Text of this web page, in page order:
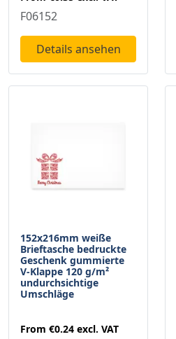
F06152
Details ansehen
152x216mm weiße
Brieftasche bedruckte
Geschenk gummierte
V-Klappe 120 g/m²
undurchsichtige
Umschläge
From €0.24 excl. VAT